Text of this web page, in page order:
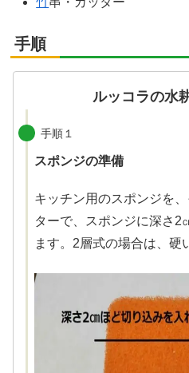
手順
ルッコラの水
手順１
スポンジの準備
キッチン用のスポンジを
ターで、スポンジに深さ2
ます。2層式の場合は、硬